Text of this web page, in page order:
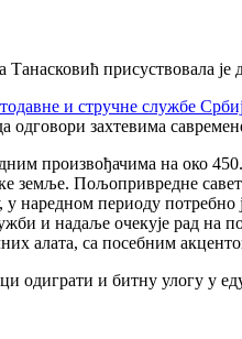
присуствовала
и стручнe службe
одговори захтевима
произвођачима на око
земље. Пољопривредне
периоду потребно
и надаље очекује рад
алата, са посебним
одиграти и битну улогу